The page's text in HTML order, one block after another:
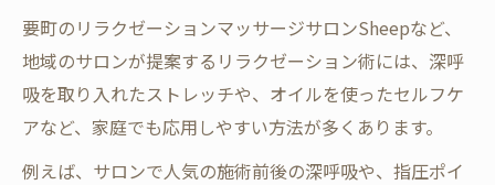
要町のリラクゼーションマッサージサロンSheepなど、
地域のサロンが提案するリラクゼーション術には、深呼
吸を取り入れたストレッチや、オイルを使ったセルフケ
アなど、家庭でも応用しやすい方法が多くあります。
例えば、サロンで人気の施術前後の深呼吸や、指圧ポイ